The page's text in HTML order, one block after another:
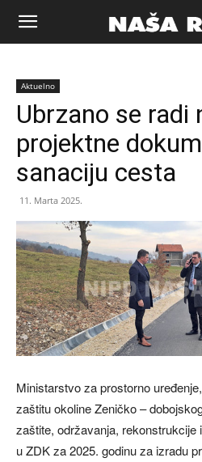
Naša
riječ
Zenica
Aktuelno
Ubrzano se radi
projektne
sanaciju cesta
11. Marta 2025.
Ministarstvo za prostorno
zaštitu okoline Zeničko –
zaštite, održavanja, rekonstrukcije
u ZDK za 2025. godinu za izradu